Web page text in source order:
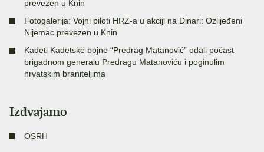
prevezen u Knin
Fotogalerija: Vojni piloti HRZ-a u akciji na Dinari: Ozlijeđeni
Nijemac prevezen u Knin
Kadeti Kadetske bojne “Predrag Matanović” odali počast
brigadnom generalu Predragu Matanoviću i poginulim
hrvatskim braniteljima
Izdvajamo
OSRH